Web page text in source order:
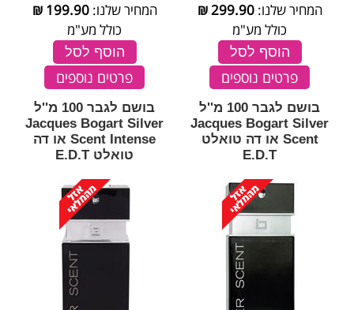
המחיר שלנו:299.90
₪
כולל מע"מ
הוסף לסל
פרטים נוספים
המחיר שלנו:199.90
₪
כולל מע"מ
הוסף לסל
פרטים נוספים
בושם לגבר 100 מ''ל
Jacques Bogart Silver
Scent או דה טואלט
E.D.T
בושם לגבר 100 מ''ל
Jacques Bogart Silver
Scent Intense או דה
טואלט E.D.T